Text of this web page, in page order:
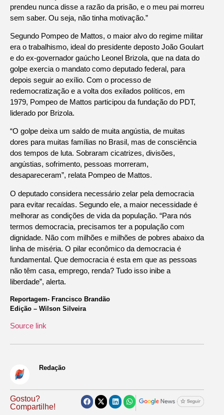
prendeu nunca disse a razão da prisão, e o meu pai morreu
sem saber. Ou seja, não tinha motivação.”
Segundo Pompeo de Mattos, o maior alvo do regime militar
era o trabalhismo, ideal do presidente deposto João Goulart
e do ex-governador gaúcho Leonel Brizola, que na data do
golpe exercia o mandato como deputado federal, para
depois seguir ao exílio. Com o processo de
redemocratização e a volta dos exilados políticos, em
1979, Pompeo de Mattos participou da fundação do PDT,
liderado por Brizola.
“O golpe deixa um saldo de muita angústia, de muitas
dores para muitas famílias no Brasil, mas de consciência
dos tempos de luta. Sobraram cicatrizes, divisões,
angústias, sofrimento, pessoas morreram,
desapareceram”, relata Pompeo de Mattos.
O deputado considera necessário zelar pela democracia
para evitar recaídas. Segundo ele, a maior necessidade é
melhorar as condições de vida da população. “Para nós
termos democracia, precisamos ter a população com
dignidade. Não com milhões e milhões de pobres abaixo da
linha de miséria. O pilar econômico da democracia é
fundamental. Que democracia é esta em que as pessoas
não têm casa, emprego, renda? Tudo isso inibe a
liberdade”, alerta.
Reportagem- Francisco Brandão
Edição – Wilson Silveira
Source link
Redação
Gostou?
Compartilhe!